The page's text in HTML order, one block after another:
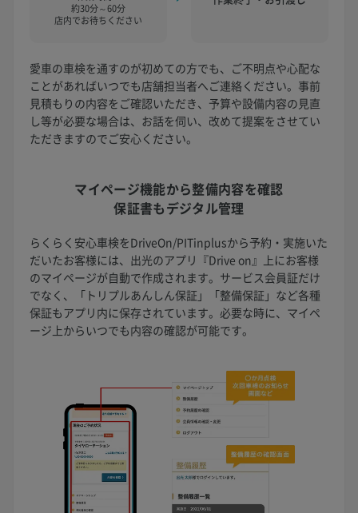
約30分～60分
店内でお待ちください
愛車の車検を通すのが初めての方でも、ご不明点や心配な
ことがあればいつでも店舗担当者へご連絡ください。事前
見積もりの内容をご確認いただき、予算や設備内容の見直
し等が必要な場合は、お話を伺い、改めて提案をさせてい
ただきますのでご安心ください。
マイページ機能から整備内容を確認
保証書もデジタル管理
らくらく安心車検をDriveOn/PITinplusから予約・実施いた
だいたお客様には、出光のアプリ『Drive on』上にお客様
のマイページが自動で作成されます。サービス会員証だけ
でなく、「トリプルあんしん保証」「整備保証」など各種
保証もアプリ内に保存されています。必要な時に、マイペ
ージ上からいつでも内容の確認が可能です。